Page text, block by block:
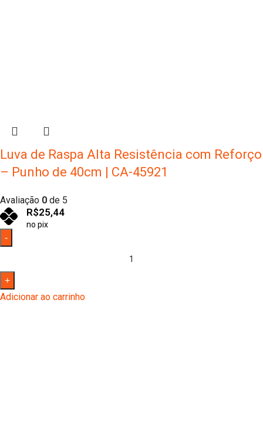
Luva de Raspa Alta Resistência com Reforço
– Punho de 40cm | CA-45921
Avaliação 0 de 5
R$25,44
no pix
Adicionar ao carrinho